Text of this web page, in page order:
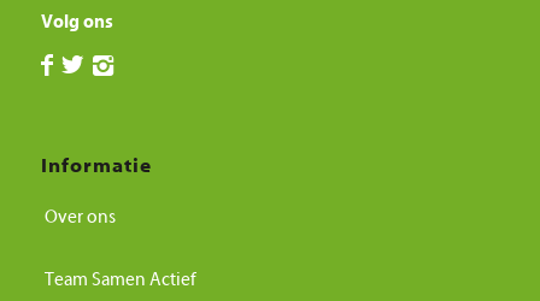
Volg ons
Informatie
Over ons
Team Samen Actief